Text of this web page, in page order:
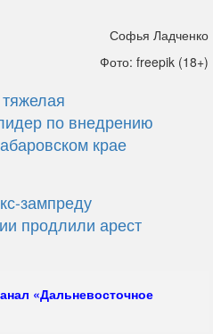
Софья Ладченко
Фото: freepik (18+)
по внедрению
крае
зампреду
продлили арест
«Дальневосточное